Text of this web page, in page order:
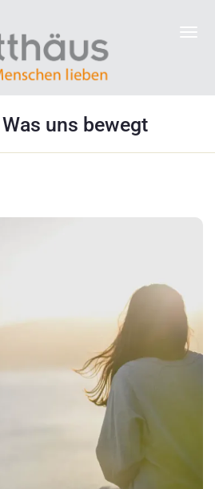
Was uns bewegt